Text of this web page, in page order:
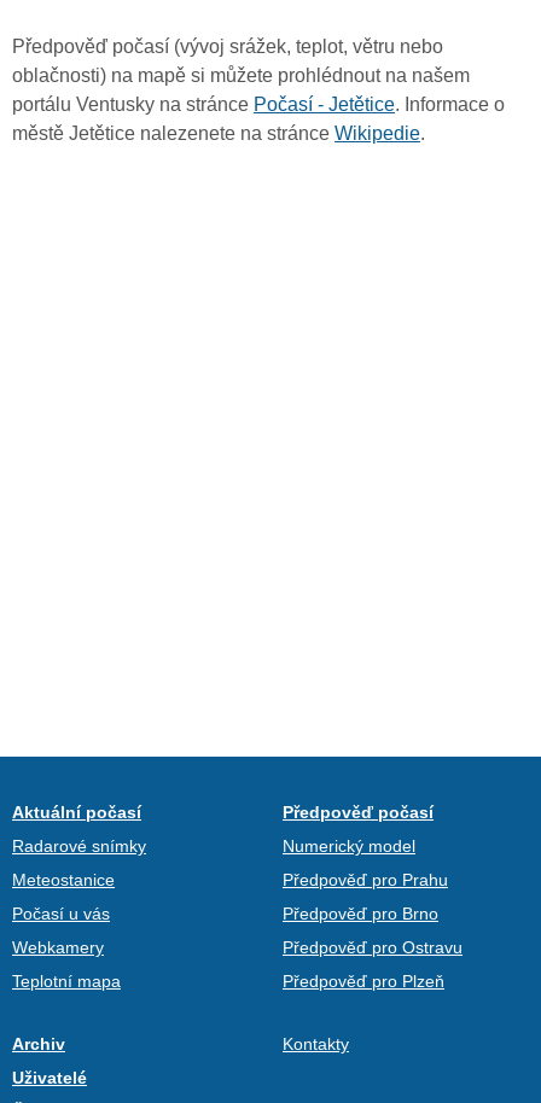
Předpověď počasí (vývoj srážek, teplot, větru nebo
oblačnosti) na mapě si můžete prohlédnout na našem
portálu Ventusky na stránce Počasí - Jetětice. Informace o
městě Jetětice nalezenete na stránce Wikipedie.
Aktuální počasí
Radarové snímky
Meteostanice
Počasí u vás
Webkamery
Teplotní mapa
Předpověď počasí
Numerický model
Předpověď pro Prahu
Předpověď pro Brno
Předpověď pro Ostravu
Předpověď pro Plzeň
Archiv
Uživatelé
Kontakty